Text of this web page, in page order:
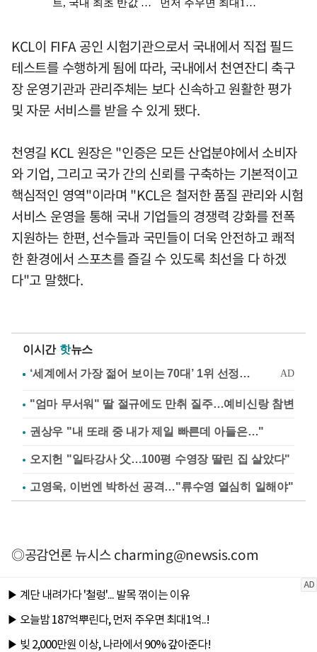
KCL이 FIFA 공인 시험기관으로서 국내에서 직접 필드
테스트를 수행하게 됨에 따라, 국내에서 천연잔디 축구
장 운영기관과 관리주체는 보다 신속하고 원활한 평가
및 자문 서비스를 받을 수 있게 됐다.
천영길 KCL 원장은 "인증은 모든 산업분야에서 소비자
와 기업, 그리고 국가 간의 신뢰를 구축하는 기본적이고
핵심적인 영역"이라며 "KCL은 철저한 품질 관리와 시험
서비스 운영을 통해 국내 기업들의 경쟁력 강화를 전폭
지원하는 한편, 선수들과 국민들이 더욱 안전하고 쾌적
한 환경에서 스포츠를 즐길 수 있도록 최선을 다 하겠
다"고 말했다.
이시간 핫뉴스
"엄마 무서워" 딸 절규에도 만취 질주…예비신랑 참변
권상우 "내 또래 중 내가 제일 빠른데 아들은…"
오지헌 "일타강사 父…100평 수영장 딸린 집 살았다"
고영욱, 이번엔 박하선 공격…"류수영 열심히 일해야"
◎공감언론 뉴시스charming@newsis.com